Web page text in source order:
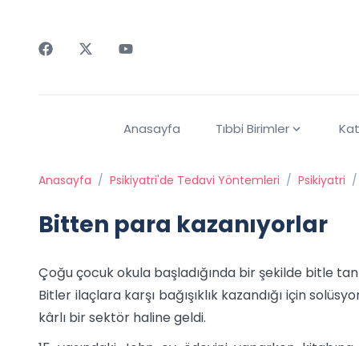
Anasayfa Tıbbi Birimler
Anasayfa / Psikiyatri'de Tedavi Yöntemleri / Psikiyatri /
Bitten para kazanıyorlar
Çoğu çocuk okula başladığında bir şekilde bitle
Bitler ilaçlara karşı bağışıklık kazandığı için
kârlı bir sektör haline geldi.